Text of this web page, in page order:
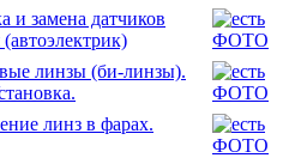
и замена датчиков
линзы (би-линзы).
линз в фарах.